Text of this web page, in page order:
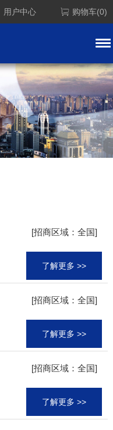
用户中心 购物车(0)
[招商区域：全国]
了解更多 >>
[招商区域：全国]
了解更多 >>
[招商区域：全国]
了解更多 >>